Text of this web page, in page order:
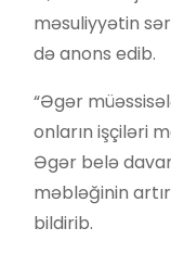
məsuliyyətin
də anons edib.
“Əgər
onların işçiləri
Əgər belə
məbləğinin
bildirib.